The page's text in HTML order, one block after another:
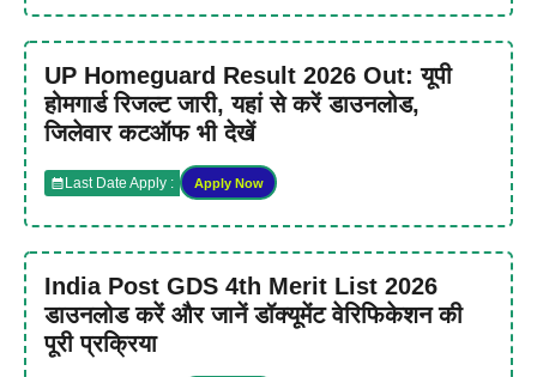
UP Homeguard Result 2026 Out: यूपी
होमगार्ड रिजल्ट जारी, यहां से करें डाउनलोड,
जिलेवार कटऑफ भी देखें
Last Date Apply : Apply Now
India Post GDS 4th Merit List 2026
डाउनलोड करें और जानें डॉक्यूमेंट वेरिफिकेशन की
पूरी प्रक्रिया